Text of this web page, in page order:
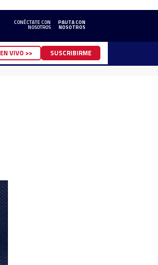
CONÉCTATE CON
NOSOTROS
PAUTA CON
NOSOTROS
EN VIVO >> SUSCRIBIRME